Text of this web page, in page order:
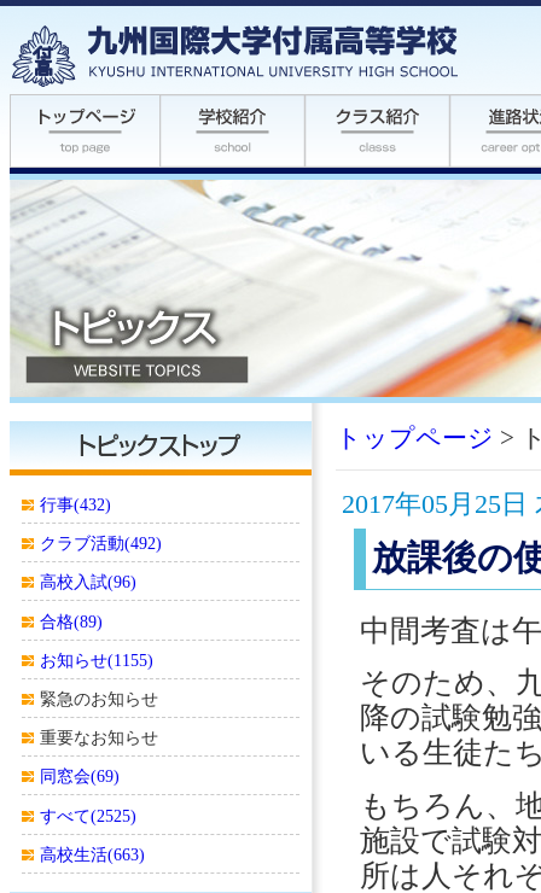
行事(432)
クラブ活動(492)
高校入試(96)
合格(89)
お知らせ(1155)
緊急のお知らせ
重要なお知らせ
同窓会(69)
すべて(2525)
高校生活(663)
トップページ >
2017年05月25
放課後の
中間考査は
そのため、
降の試験勉
いる生徒た
もちろん、
施設で試験
所は人それ